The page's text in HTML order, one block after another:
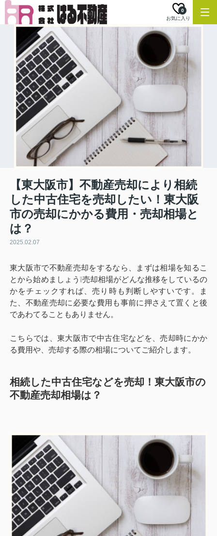
お気に入り
0
【東大阪市】不動産売却により相続
した中古住宅を売却したい！東大阪
市の売却にかかる費用・売却相場と
は？
2025.02.07
東大阪市で不動産売却をするなら、まずは相場を知るこ
とから始めましょう❕売却相場がどんな推移をしているの
かをチェックすれば、売り時も判断しやすいです。ま
た、不動産売却に必要な費用も事前に押さえて置くと後
であわてることもありません。
こちらでは、東大阪市で中古住宅などを、売却時にかか
る費用や、売却する際の相場についてご紹介します。
相続した中古住宅などを売却！東大阪市の
不動産売却相場は？